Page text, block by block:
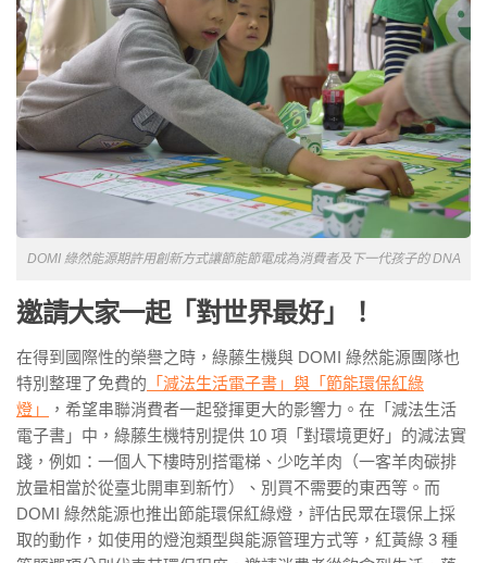
DOMI 綠然能源期許用創新方式讓節能節電成為消費者及下一代孩子的 DNA
邀請大家一起「對世界最好」！
在得到國際性的榮譽之時，綠藤生機與 DOMI 綠然能源團隊也
特別整理了免費的 「減法生活電子書」與「節能環保紅綠
燈」
，希望串聯消費者一起發揮更大的影響力。在「減法生活
電子書」中，綠藤生機特別提供 10 項「對環境更好」的減法實
踐，例如：一個人下樓時別搭電梯、少吃羊肉（一客羊肉碳排
放量相當於從臺北開車到新竹）、別買不需要的東西等。而
DOMI 綠然能源也推出節能環保紅綠燈，評估民眾在環保上採
取的動作，如使用的燈泡類型與能源管理方式等，紅黃綠 3 種